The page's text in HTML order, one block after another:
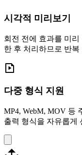
시각적 미리보기
회전 전에 효과를 미
한 후 처리하므로 반
다중 형식 지원
MP4, WebM, MOV 등
출력 형식을 자유롭게